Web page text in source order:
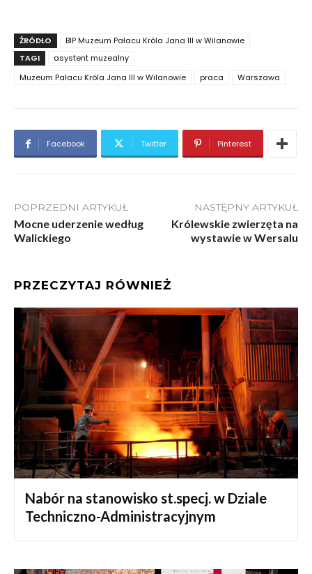
ŹRÓDŁO
BIP Muzeum Pałacu Króla Jana III w Wilanowie
TAGI
asystent muzealny
Muzeum Pałacu Króla Jana III w Wilanowie
praca Warszawa
Facebook Twitter Pinterest
POPRZEDNI ARTYKUŁ
Mocne uderzenie według
Walickiego
NASTĘPNY ARTYKUŁ
Królewskie zwierzęta na
wystawie w Wersalu
PRZECZYTAJ RÓWNIEŻ
Nabór na stanowisko st.specj. w Dziale
Techniczno-Administracyjnym